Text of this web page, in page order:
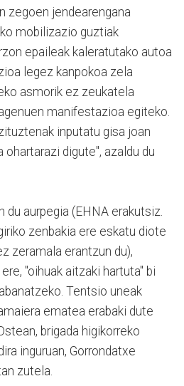
zegoen jendearengana
mobilizazio guztiak
epaileak kaleratutako autoa
legez kanpokoa zela
asmorik ez zeukatela
manifestazioa egiteko.
inputatu gisa joan
ohartarazi digute", azaldu du
du aurpegia (EHNA erakutsiz.
zenbakia ere eskatu diote
zeramala erantzun du),
"oihuak aitzaki hartuta" bi
Tentsio uneak
ematea erabaki dute
brigada higikorreko
inguruan, Gorrondatxe
zutela.